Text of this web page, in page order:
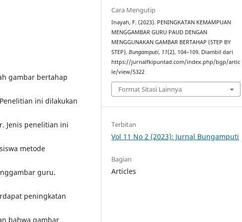
gambar bertahap
ini dilakukan
Jenis penelitian ini
metode
guru.
peningkatan
bahwa gambar
Cara Mengutip
Inayah, F. (2023). PENINGKATAN KEMAMPUAN
MENGGAMBAR GURU PAUD DENGAN
MENGGUNAKAN GAMBAR BERTAHAP (STEP BY
STEP).Bungamputi, 11(2), 104–109. Diambil dari
https://jurnalfkipuntad.com/index.php/bgp/artic
le/view/5322
Format Sitasi Lainnya
Terbitan
Vol 11 No 2 (2023): Jurnal Bungamputi
Bagian
Articles